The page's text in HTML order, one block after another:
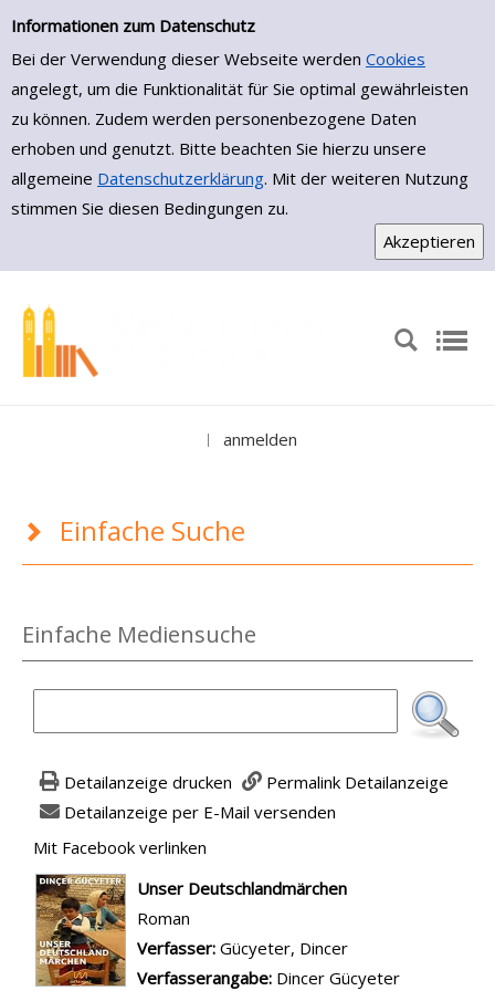
Einfache Suche
Informationen zum Datenschutz
Bei der Verwendung dieser Webseite werden Cookies
angelegt, um die Funktionalität für Sie optimal gewährleisten
zu können. Zudem werden personenbezogene Daten
erhoben und genutzt. Bitte beachten Sie hierzu unsere
allgemeine Datenschutzerklärung. Mit der weiteren Nutzung
stimmen Sie diesen Bedingungen zu.
Zur Detailanzeige springen
anmelden
Einfache Suche
Einfache Mediensuche
Detailanzeige drucken
Permalink Detailanzeige
Detailanzeige per E-Mail versenden
Mit Facebook verlinken
wird in neuem Tab geöffnet
Unser Deutschlandmärchen
Roman
Verfasser: Suche nach diesem Verfasser
Gücyeter, Dincer
Verfasserangabe: Dincer Gücyeter